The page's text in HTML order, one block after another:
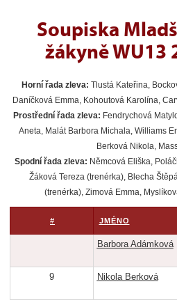
Soupiska
žákyně WU13
Horní řada zleva: Tlustá Kateřina,
Daníčková Emma, Kohoutová Karolína,
Prostřední řada zleva: Fendrychová
Aneta, Malát Barbora Michala, Williams
Berková Nikola,
Spodní řada zleva: Němcová Eliška,
Žáková Tereza (trenérka), Blecha
(trenérka), Zimová Emma,
# JMÉNO
Barbora Adámková
9 Nikola Berková